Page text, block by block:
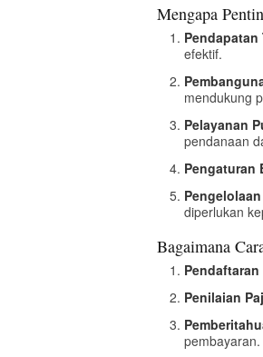
Mengapa
Pendapatan
efektif.
mendukung
Pelayanan
pendanaan
Pengaturan
diperlukan
Bagaimana
Penilaian
pembayaran.